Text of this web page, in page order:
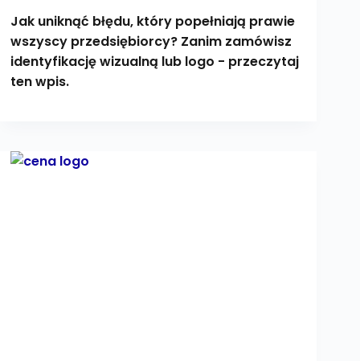
Jak uniknąć błędu, który popełniają prawie
wszyscy przedsiębiorcy? Zanim zamówisz
identyfikację wizualną lub logo - przeczytaj
ten wpis.